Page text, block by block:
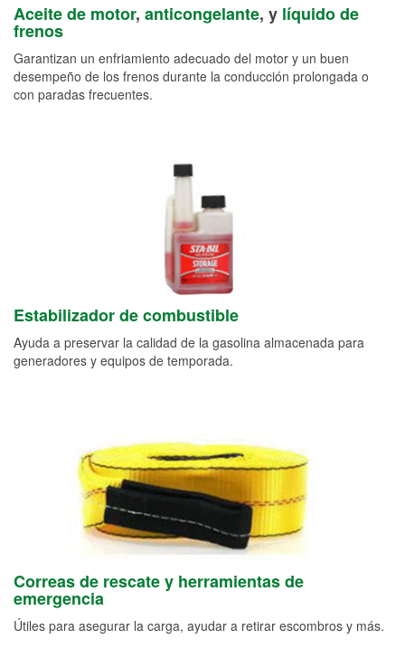
Aceite de motor, anticongelante, y líquido de
frenos
Garantizan un enfriamiento adecuado del motor y un buen
desempeño de los frenos durante la conducción prolongada o
con paradas frecuentes.
Estabilizador de combustible
Ayuda a preservar la calidad de la gasolina almacenada para
generadores y equipos de temporada.
Correas de rescate y herramientas de
emergencia
Útiles para asegurar la carga, ayudar a retirar escombros y más.